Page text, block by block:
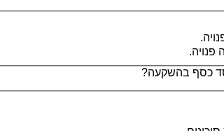
פנויה.
כסף בהשקעה?